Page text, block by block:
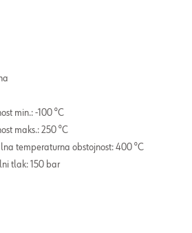
min.: -100 °C
maks.: 250 °C
temperaturna obstojnost: 400 °C
tlak: 150 bar